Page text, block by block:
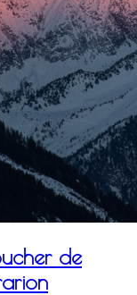
de